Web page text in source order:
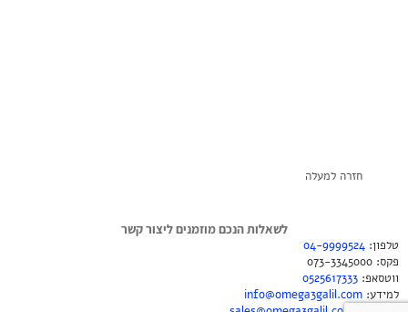
חזרה למעלה
לשאלות הנכם מוזמנים ליצור קשר
טלפון: 04-9999524
פקס: 073-3345000
ווטסאפ: 0525617333
למידע: info@omega3galil.com